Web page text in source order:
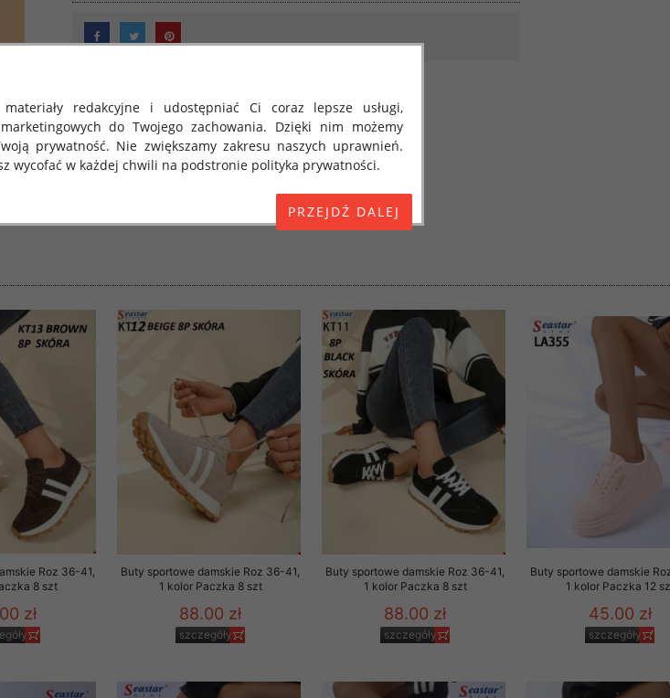
Roz 36-41,
8 szt
zł
Buty sportowe damskie Roz 36-41,
1 kolor Paczka 8 szt
88.00 zł
szczegóły
Buty sportowe damskie Roz 36-41,
1 kolor Paczka 8 szt
88.00 zł
szczegóły
Buty sportowe damskie
1 kolor Paczka 12
45.00 zł
szczegóły
redakcyjne i udostępniać Ci coraz lepsze usługi,
do Twojego zachowania. Dzięki nim możemy
prywatność. Nie zwiększamy zakresu naszych uprawnień.
wycofać w każdej chwili na podstronie polityka prywatności.
Parlamentu Europejskiego i Rady (UE) 2016/679 z dnia 27
w związku z przetwarzaniem danych osobowych i w sprawie
dyrektywy 95/46/WE (określane jako "RODO", "ORODO",
jakich odbywa się to po dniu 25 maja 2018 roku. Poniżej
to okno, to wyrazisz zgodę na przetwarzanie przez OMEZ
każdym momencie wycofać . Pamiętaj, że wycofanie zgody nie
wcześniej.
uprawnieniach (prawo dostępu, sprostowania oraz usunięcia
prawo do ich przenoszenia, niepodlegania zautomatyzowanemu
prawo wyrażenia sprzeciwu wobec przetwarzania Twoich